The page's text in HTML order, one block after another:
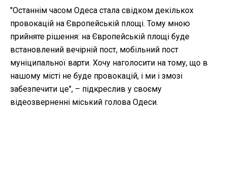
"Останнім часом Одеса стала свідком декількох
провокацій на Європейській площі. Тому мною
прийняте рішення: на Європейській площі буде
встановлений вечірній пост, мобільний пост
муніципальної варти. Хочу наголосити на тому, що в
нашому місті не буде провокацій, і ми і змозі
забезпечити це", – підкреслив у своєму
відеозверненні міський голова Одеси.